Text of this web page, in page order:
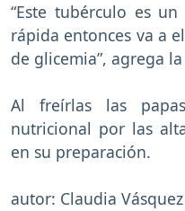
“Este tubérculo es
rápida entonces va a
de glicemia”, agrega
Al freírlas las
nutricional por las
en su preparación.
autor: Claudia Vásquez